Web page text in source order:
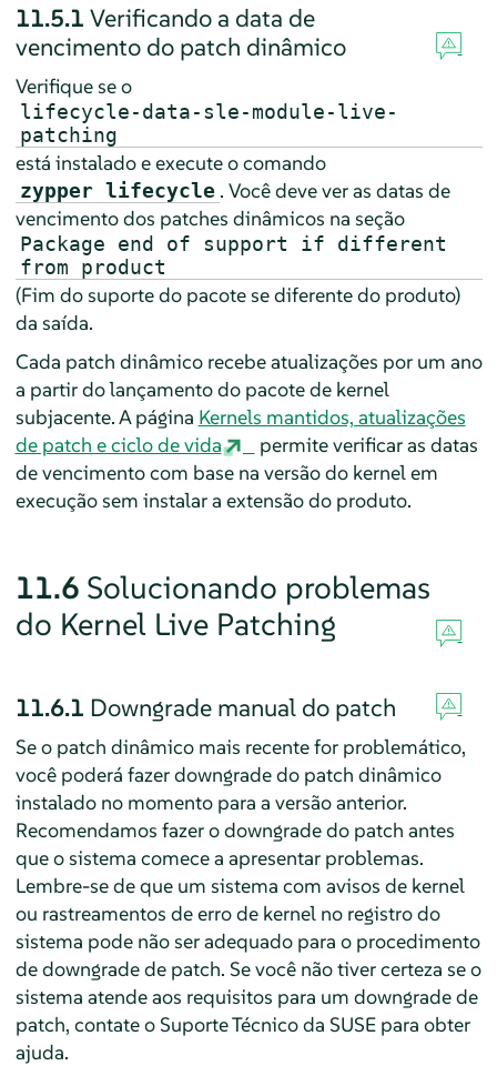
11.5.1 Verificando a data de
vencimento do patch dinâmico
Verifique se o
lifecycle-data-sle-module-live-
patching
está instalado e execute o comando
zypper lifecycle . Você deve ver as datas de
vencimento dos patches dinâmicos na seção
Package end of support if different
from product
(Fim do suporte do pacote se diferente do produto)
da saída.
Cada patch dinâmico recebe atualizações por um ano
a partir do lançamento do pacote de kernel
subjacente. A página Kernels mantidos, atualizações
de patch e ciclo de vida
permite verificar as datas
de vencimento com base na versão do kernel em
execução sem instalar a extensão do produto.
11.6 Solucionando problemas
do Kernel Live Patching
11.6.1 Downgrade manual do patch
Se o patch dinâmico mais recente for problemático,
você poderá fazer downgrade do patch dinâmico
instalado no momento para a versão anterior.
Recomendamos fazer o downgrade do patch antes
que o sistema comece a apresentar problemas.
Lembre-se de que um sistema com avisos de kernel
ou rastreamentos de erro de kernel no registro do
sistema pode não ser adequado para o procedimento
de downgrade de patch. Se você não tiver certeza se o
sistema atende aos requisitos para um downgrade de
patch, contate o Suporte Técnico da SUSE para obter
ajuda.